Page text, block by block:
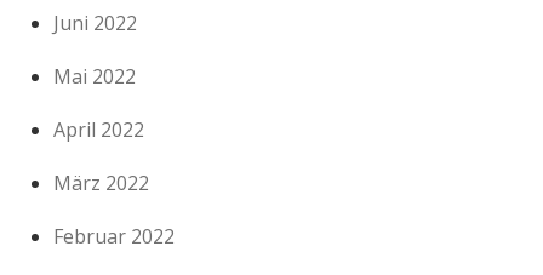
Juni 2022
Mai 2022
April 2022
März 2022
Februar 2022